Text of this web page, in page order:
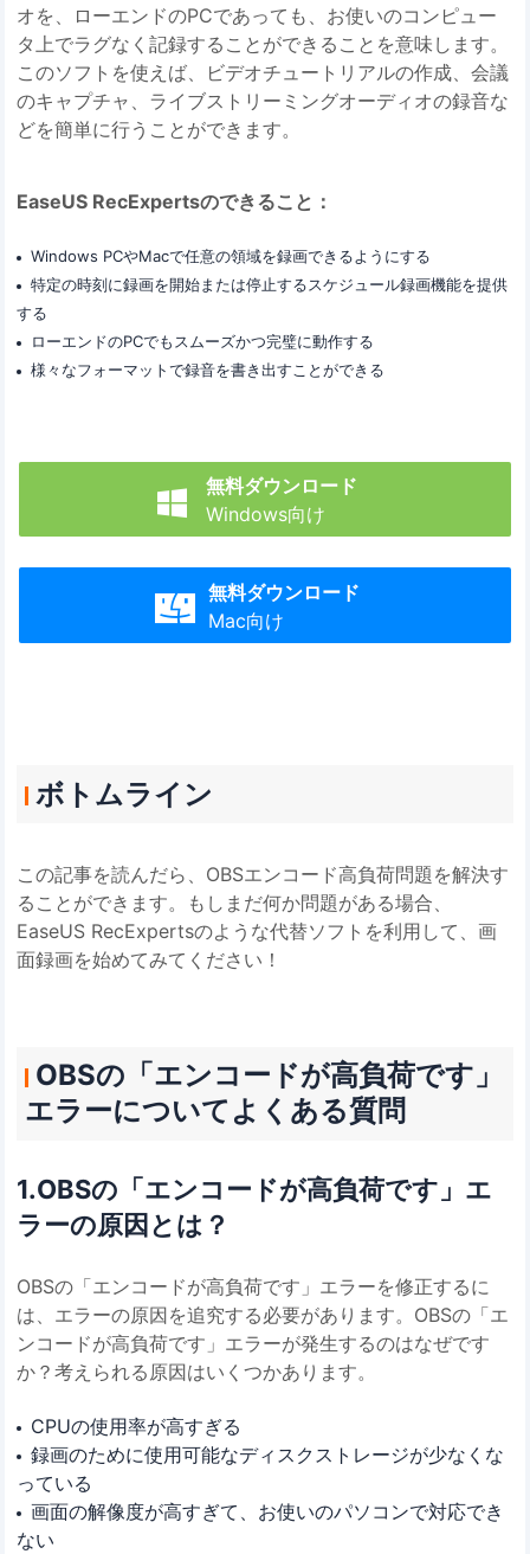
オを、ローエンドのPCであっても、お使いのコンピュー
タ上でラグなく記録することができることを意味します。
このソフトを使えば、ビデオチュートリアルの作成、会議
のキャプチャ、ライブストリーミングオーディオの録音な
どを簡単に行うことができます。
EaseUS RecExpertsのできること：
Windows PCやMacで任意の領域を録画できるようにする
特定の時刻に録画を開始または停止するスケジュール録画機能を提供
する
ローエンドのPCでもスムーズかつ完璧に動作する
様々なフォーマットで録音を書き出すことができる

無料ダウンロード
Windows向け

無料ダウンロード
Mac向け
ボトムライン
この記事を読んだら、OBSエンコード高負荷問題を解決す
ることができます。もしまだ何か問題がある場合、
EaseUS RecExpertsのような代替ソフトを利用して、画
面録画を始めてみてください！
OBSの「エンコードが高負荷です」
エラーについてよくある質問
1.OBSの「エンコードが高負荷です」エ
ラーの原因とは？
OBSの「エンコードが高負荷です」エラーを修正するに
は、エラーの原因を追究する必要があります。OBSの「エ
ンコードが高負荷です」エラーが発生するのはなぜです
か？考えられる原因はいくつかあります。
CPUの使用率が高すぎる
録画のために使用可能なディスクストレージが少なくな
っている
画面の解像度が高すぎて、お使いのパソコンで対応でき
ない